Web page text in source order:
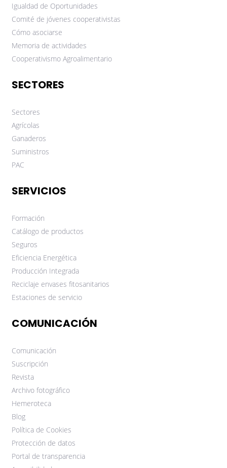
Igualdad de Oportunidades
Comité de jóvenes cooperativistas
Cómo asociarse
Memoria de actividades
Cooperativismo Agroalimentario
SECTORES
Sectores
Agrícolas
Ganaderos
Suministros
PAC
SERVICIOS
Formación
Catálogo de productos
Seguros
Eficiencia Energética
Producción Integrada
Reciclaje envases fitosanitarios
Estaciones de servicio
COMUNICACIÓN
Comunicación
Suscripción
Revista
Archivo fotográfico
Hemeroteca
Blog
Política de Cookies
Protección de datos
Portal de transparencia